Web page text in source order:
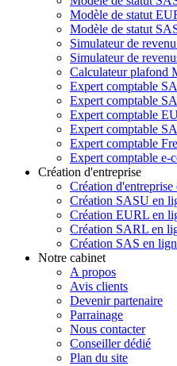
Modèle de statut
Modèle de statut
Simulateur de
Simulateur de
Calculateur plafond
Expert comptable
Expert comptable
Expert comptable
Expert comptable
Expert comptable
Expert comptable e-
Création d'entreprise
Création d'entreprise
Création SASU en
Création EURL en
Création SARL en
Création SAS en
Notre cabinet
A propos
Avis clients
Devenir partenaire
Parrainage
Nous contacter
Conseiller dédié
Plan du site